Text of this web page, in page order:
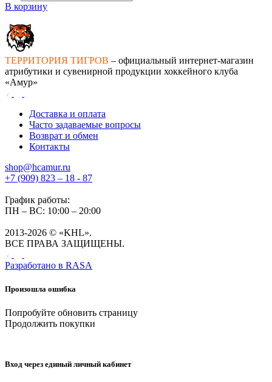
В корзину
ТЕРРИТОРИЯ ТИГРОВ – официальный интернет-магазин
атрибутики и сувенирной продукции хоккейного клуба
«Амур»
Доставка и оплата
Часто задаваемые вопросы
Возврат и обмен
Контакты
shop@hcamur.ru
+7 (909) 823 – 18 - 87
График работы:
ПН – ВС: 10:00 – 20:00
2013-2026 © «KHL».
ВСЕ ПРАВА ЗАЩИЩЕНЫ.
Разработано в RASA
Произошла ошибка
Попробуйте обновить страницу
Продолжить покупки
Вход через единый личный кабинет